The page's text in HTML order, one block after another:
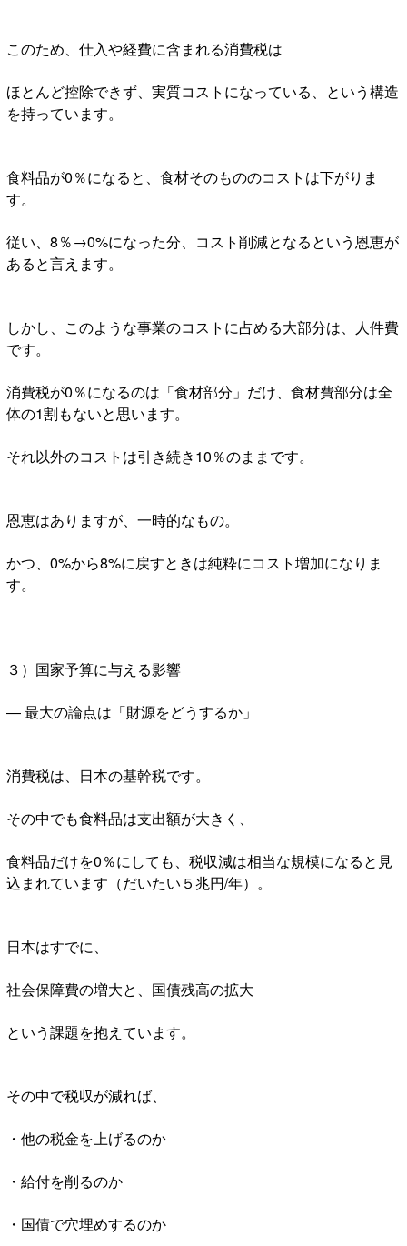
このため、仕入や経費に含まれる消費税は
ほとんど控除できず、実質コストになっている、という構造
を持っています。
食料品が0％になると、食材そのもののコストは下がりま
す。
従い、8％→0%になった分、コスト削減となるという恩恵が
あると言えます。
しかし、このような事業のコストに占める大部分は、人件費
です。
消費税が0％になるのは「食材部分」だけ、食材費部分は全
体の1割もないと思います。
それ以外のコストは引き続き10％のままです。
恩恵はありますが、一時的なもの。
かつ、0%から8%に戻すときは純粋にコスト増加になりま
す。
３）国家予算に与える影響
― 最大の論点は「財源をどうするか」
消費税は、日本の基幹税です。
その中でも食料品は支出額が大きく、
食料品だけを0％にしても、税収減は相当な規模になると見
込まれています（だいたい５兆円/年）。
日本はすでに、
社会保障費の増大と、国債残高の拡大
という課題を抱えています。
その中で税収が減れば、
・他の税金を上げるのか
・給付を削るのか
・国債で穴埋めするのか